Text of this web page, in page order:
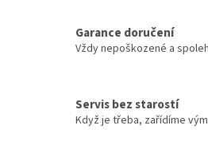
Garance doručení
Vždy nepoškozené a
Servis bez starostí
Když je třeba, zařídíme